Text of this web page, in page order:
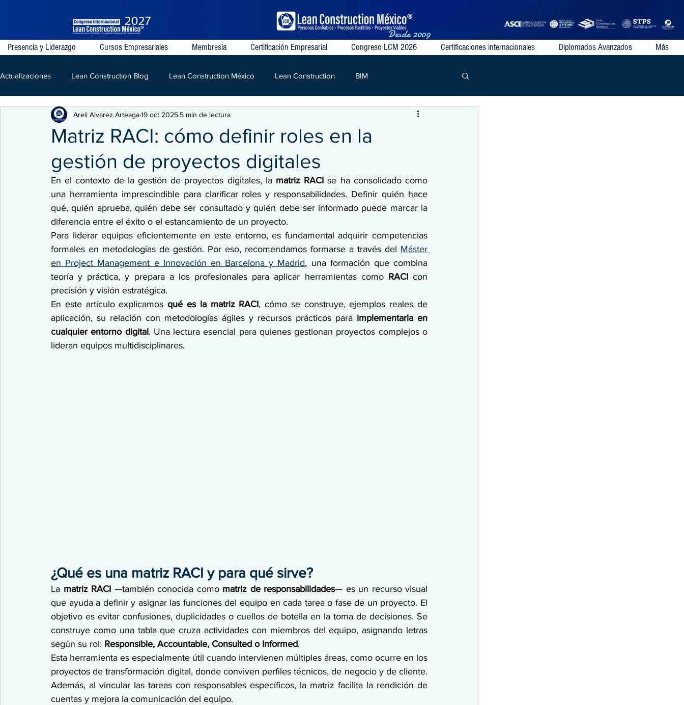
Desde 2009
Presencia y Liderazgo Cursos Empresariales Membresía Certificación Empresarial Congreso LCM 2026 Certificaciones internacionales Diplomados Avanzados Más
Actualizaciones Lean Construction Blog Lean Construction México Lean Construction BIM
Last Planner System VDC IPD Lean LPDS Contratos Colaborativos
Construcción
Matriz RACI: cómo definir roles en la
gestión de proyectos digitales
Areli Alvarez Arteaga19 oct 2025 5 min de lectura
En el contexto de la gestión de proyectos digitales, la matriz RACI se ha consolidado como
una herramienta imprescindible para clarificar roles y responsabilidades. Definir quién hace
qué, quién aprueba, quién debe ser consultado y quién debe ser informado puede marcar la
diferencia entre el éxito o el estancamiento de un proyecto.
Para liderar equipos eficientemente en este entorno, es fundamental adquirir competencias
formales en metodologías de gestión. Por eso, recomendamos formarse a través del Máster
en Project Management e Innovación en Barcelona y Madrid, una formación que combina
teoría y práctica, y prepara a los profesionales para aplicar herramientas como RACI con
precisión y visión estratégica.
En este artículo explicamos qué es la matriz RACI, cómo se construye, ejemplos reales de
aplicación, su relación con metodologías ágiles y recursos prácticos para implementarla en
cualquier entorno digital. Una lectura esencial para quienes gestionan proyectos complejos o
lideran equipos multidisciplinares.
¿Qué es una matriz RACI y para qué sirve?
La matriz RACI —también conocida como matriz de responsabilidades— es un recurso visual
que ayuda a definir y asignar las funciones del equipo en cada tarea o fase de un proyecto. El
objetivo es evitar confusiones, duplicidades o cuellos de botella en la toma de decisiones. Se
construye como una tabla que cruza actividades con miembros del equipo, asignando letras
según su rol: Responsible, Accountable, Consulted o Informed.
Esta herramienta es especialmente útil cuando intervienen múltiples áreas, como ocurre en los
proyectos de transformación digital, donde conviven perfiles técnicos, de negocio y de cliente.
Además, al vincular las tareas con responsables específicos, la matriz facilita la rendición de
cuentas y mejora la comunicación del equipo.